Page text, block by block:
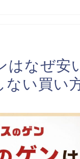
はなぜ安
ない買い